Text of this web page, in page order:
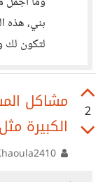
بني، هذه
لتكون لك
2
مشاكل
الكبيرة مثل Upwork